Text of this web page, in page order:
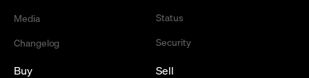
Media
Changelog
Status
Security
Buy Sell